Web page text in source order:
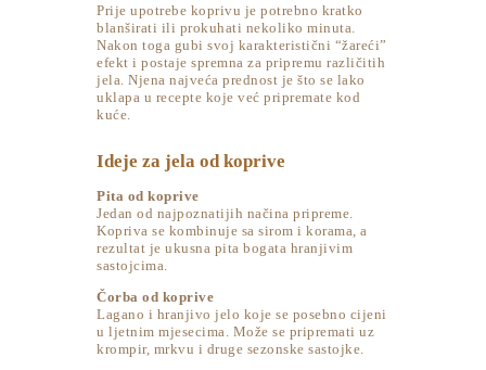
Prije upotrebe koprivu je potrebno kratko
blanširati ili prokuhati nekoliko minuta.
Nakon toga gubi svoj karakteristični “žareći”
efekt i postaje spremna za pripremu različitih
jela. Njena najveća prednost je što se lako
uklapa u recepte koje već pripremate kod
kuće.
Ideje za jela od koprive
Pita od koprive
Jedan od najpoznatijih načina pripreme.
Kopriva se kombinuje sa sirom i korama, a
rezultat je ukusna pita bogata hranjivim
sastojcima.
Čorba od koprive
Lagano i hranjivo jelo koje se posebno cijeni
u ljetnim mjesecima. Može se pripremati uz
krompir, mrkvu i druge sezonske sastojke.